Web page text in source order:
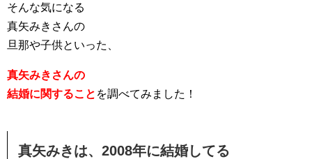
そんな気になる
真矢みきさんの
旦那や子供といった、
真矢みきさんの
結婚に関すること を調べてみました！
真矢みきは、2008年に結婚してる